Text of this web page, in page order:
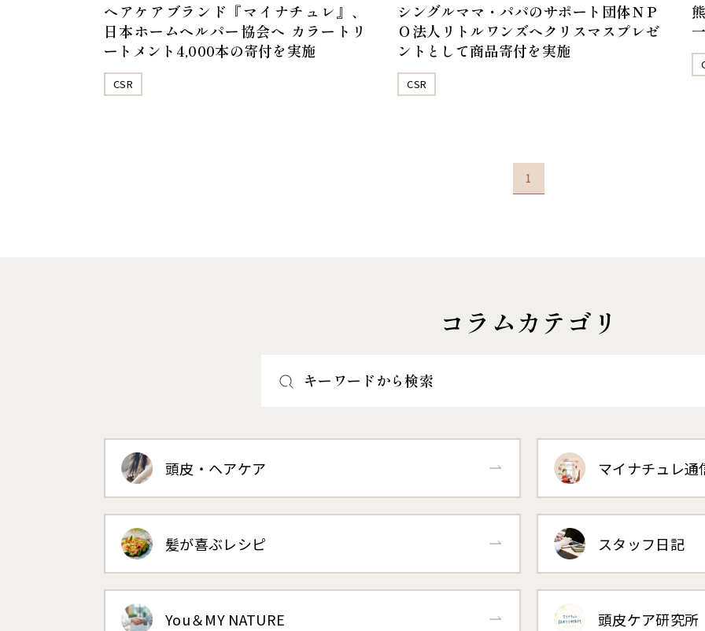
ヘアケアブランド『マイナチュレ』、
日本ホームヘルパー協会へ カラートリ
ートメント4,000本の寄付を実施
CSR
シングルママ・パパのサポート団体ＮＰ
Ｏ法人リトルワンズへクリスマスプレゼ
ントとして商品寄付を実施
CSR
1
コラムカテゴリ
キーワードから検索
頭皮・ヘアケア マイナチュレ通
髪が喜ぶレシピ スタッフ日記
You＆MY NATURE 頭皮ケア研究所